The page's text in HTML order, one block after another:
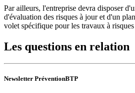
Par ailleurs, l'entreprise devra disposer
d'évaluation des risques à jour et d'un
volet spécifique pour les travaux à
Les questions en relation
Newsletter PréventionBTP